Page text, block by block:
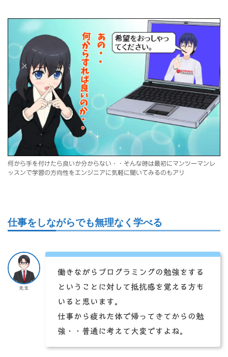
何から手を付けたら良いか分からない・・そんな時は最初にマンツーマンレ
ッスンで学習の方向性をエンジニアに気軽に聞いてみるのもアリ
仕事をしながらでも無理なく学べる
先生
働きながらプログラミングの勉強をする
ということに対して抵抗感を覚える方も
いると思います。
仕事から疲れた体で帰ってきてからの勉
強・・普通に考えて大変ですよね。